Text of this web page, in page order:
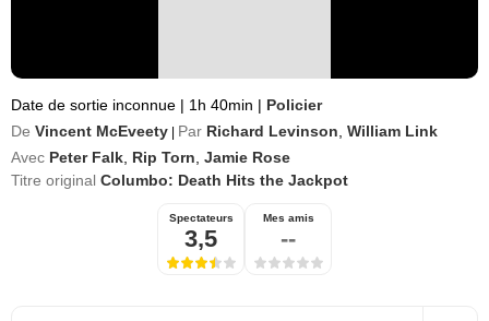
Date de sortie inconnue | 1h 40min | Policier
De Vincent McEveety Par Richard Levinson William Link
Avec Peter Falk Rip Torn Jamie Rose
Titre original Columbo: Death Hits the Jackpot
Spectateurs
3,5
Mes amis
--